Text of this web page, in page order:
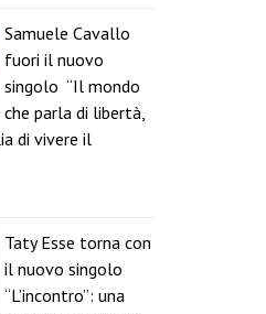
Samuele Cavallo
fuori il nuovo
singolo “Il mondo
parla di libertà,
di vivere il
Taty Esse torna con
il nuovo singolo
“L’incontro”: una